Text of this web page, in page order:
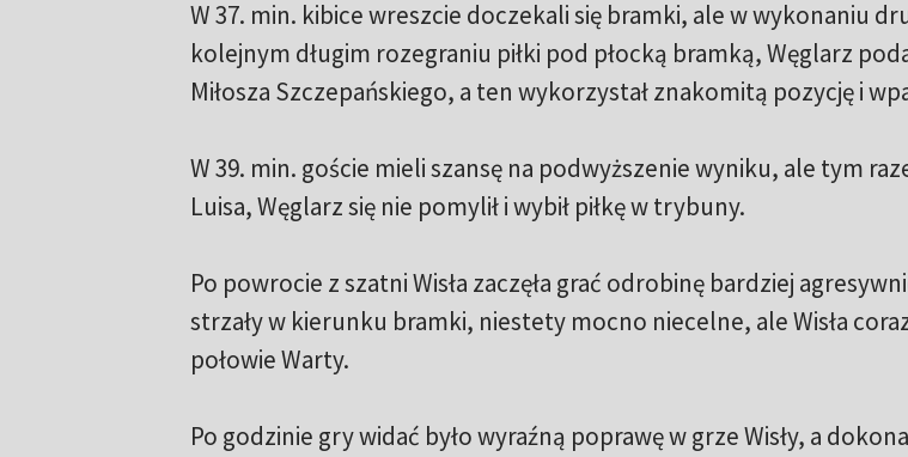
W 37. min. kibice wreszcie doczekali się bramki, ale w wykonaniu
kolejnym długim rozegraniu piłki pod płocką bramką, Węglarz
Miłosza Szczepańskiego, a ten wykorzystał znakomitą pozycję i
W 39. min. goście mieli szansę na podwyższenie wyniku, ale tym
Luisa, Węglarz się nie pomylił i wybił piłkę w trybuny.
Po powrocie z szatni Wisła zaczęła grać odrobinę bardziej
strzały w kierunku bramki, niestety mocno niecelne, ale Wisła
połowie Warty.
Po godzinie gry widać było wyraźną poprawę w grze Wisły, a